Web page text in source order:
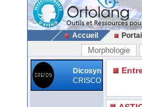
Accueil
Morphologie
Dicosyn
CRISCO